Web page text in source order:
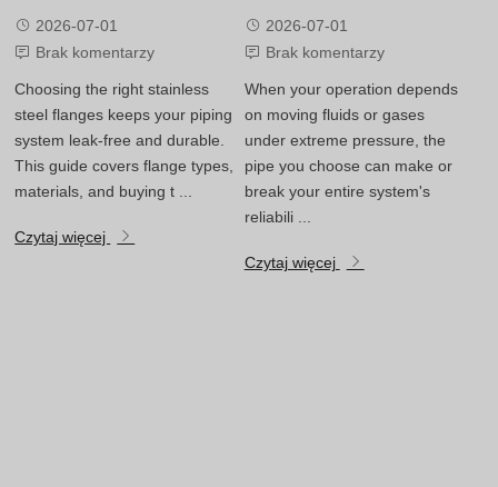
2026-07-01
Brak komentarzy
Choosing the right stainless
steel flanges keeps your piping
system leak-free and durable.
This guide covers flange types,
materials, and buying t ...
Czytaj więcej
2026-07-01
Brak komentarzy
When your operation depends
on moving fluids or gases
under extreme pressure, the
pipe you choose can make or
break your entire system's
reliabili ...
Czytaj więcej